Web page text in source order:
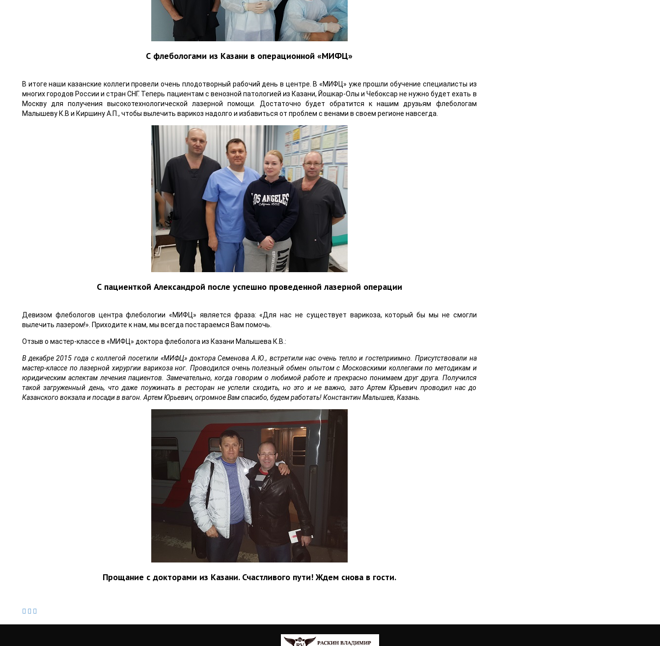
С флебологами из Казани в операционной «МИФЦ»
В итоге наши казанские коллеги провели очень плодотворный рабочий день в центре. В «МИФЦ» уже прошли обучение специалисты из
многих городов России и стран СНГ. Теперь пациентам с венозной патологией из Казани, Йошкар-Олы и Чебоксар не нужно будет ехать в
Москву для получения высокотехнологической лазерной помощи. Достаточно будет обратится к нашим друзьям флебологам
Малышеву К.В и Киршину А.П., чтобы вылечить варикоз надолго и избавиться от проблем с венами в своем регионе навсегда.
С пациенткой Александрой после успешно проведенной лазерной операции
Девизом флебологов центра флебологии «МИФЦ» является фраза: «Для нас не существует варикоза, который бы мы не смогли
вылечить лазером!». Приходите к нам, мы всегда постараемся Вам помочь.
Отзыв о мастер-классе в «МИФЦ» доктора флеболога из Казани Малышева К.В.:
В декабре 2015 года с коллегой посетили «МИФЦ» доктора Семенова А.Ю., встретили нас очень тепло и гостеприимно. Присутствовали на
мастер-классе по лазерной хирургии варикоза ног. Проводился очень полезный обмен опытом с Московскими коллегами по методикам и
юридическим аспектам лечения пациентов. Замечательно, когда говорим о любимой работе и прекрасно понимаем друг друга. Получился
такой загруженный день, что даже поужинать в ресторан не успели сходить, но это и не важно, зато Артем Юрьевич проводил нас до
Казанского вокзала и посади в вагон. Артем Юрьевич, огромное Вам спасибо, будем работать! Константин Малышев, Казань.
Прощание с докторами из Казани. Счастливого пути! Ждем снова в гости.